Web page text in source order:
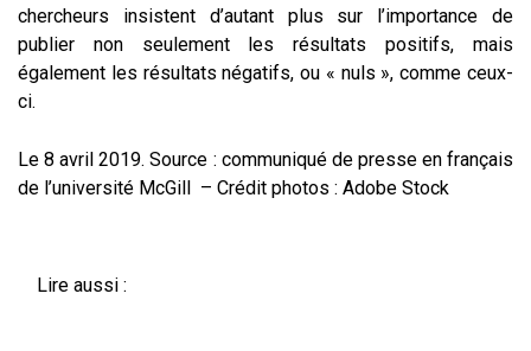
chercheurs insistent d’autant plus sur l’importance de
publier non seulement les résultats positifs, mais
également les résultats négatifs, ou « nuls », comme ceux-
ci.
Le 8 avril 2019. Source : communiqué de presse en français
de l’université McGill – Crédit photos : Adobe Stock
Lire aussi :